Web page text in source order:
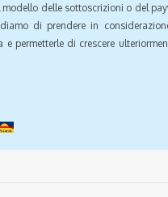
delle sottoscrizioni o del
di prendere in
permetterle di crescere